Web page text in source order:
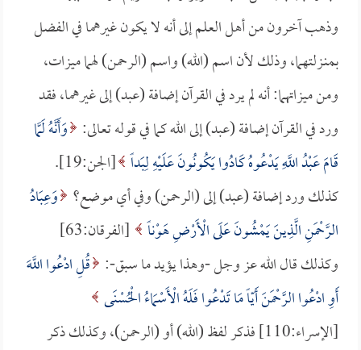
وذهب آخرون من أهل العلم إلى أنه لا يكون غيرهما في الفضل
بمنـزلتهما، وذلك لأن اسم (الله) واسم (الرحمن) لهما ميزات،
ومن ميزاتهما: أنه لم يرد في القرآن إضافة (عبد) إلى غيرهما، فقد
ورد في القرآن إضافة (عبد) إلى الله كما في قوله تعالى: وَأَنَّهُ لَمَّا
قَامَ عَبْدُ اللَّهِ يَدْعُوهُ كَادُوا يَكُونُونَ عَلَيْهِ لِبَداً [الجن:19].
كذلك ورد إضافة (عبد) إلى (الرحمن) وفي أي موضع؟ وَعِبَادُ
الرَّحْمَنِ الَّذِينَ يَمْشُونَ عَلَى الْأَرْضِ هَوْناً
[الفرقان:63]
وكذلك قال الله عز وجل -وهذا يؤيد ما سبق-: قُلِ ادْعُوا اللَّهَ
أَوِ ادْعُوا الرَّحْمَنَ أَيّاً مَا تَدْعُوا فَلَهُ الْأَسْمَاءُ الْحُسْنَى
[الإسراء:110] فذكر لفظ (الله) أو (الرحمن)، وكذلك ذكر